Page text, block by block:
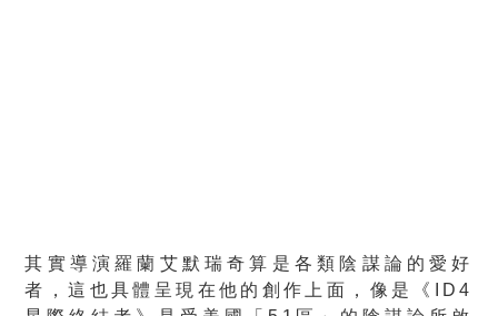
其實導演羅蘭艾默瑞奇算是各類陰謀論的愛好
者，這也具體呈現在他的創作上面，像是《ID4